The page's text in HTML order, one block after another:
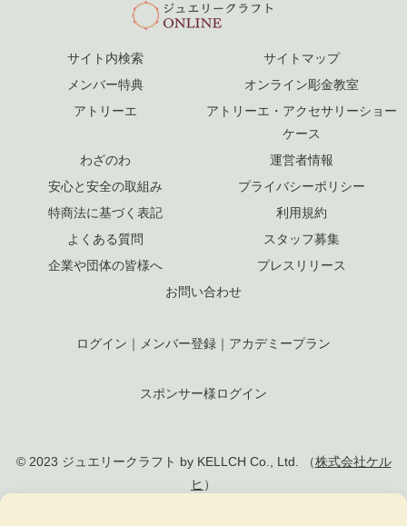
サイト内検索
サイトマップ
メンバー特典
オンライン彫金教室
アトリーエ
アトリーエ・アクセサリーショー
ケース
わざのわ
運営者情報
安心と安全の取組み
プライバシーポリシー
特商法に基づく表記
利用規約
よくある質問
スタッフ募集
企業や団体の皆様へ
プレスリリース
お問い合わせ
ログイン ｜ メンバー登録 ｜ アカデミープラン
スポンサー様ログイン
© 2023 ジュエリークラフト by KELLCH Co., Ltd. （株式会社ケル
ヒ ）